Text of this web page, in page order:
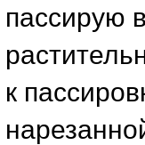
пассирую
к